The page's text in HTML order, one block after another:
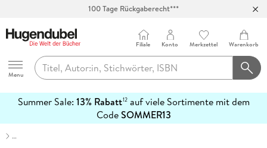
Abholung in über 100 Filialen
Hugendubel
Menu
Filiale Konto Merkzettel Warenkorb
Summer Sale: 13% Rabatt12auf viele Sortimente mit dem
CodeSOMMER13
erfahren
…